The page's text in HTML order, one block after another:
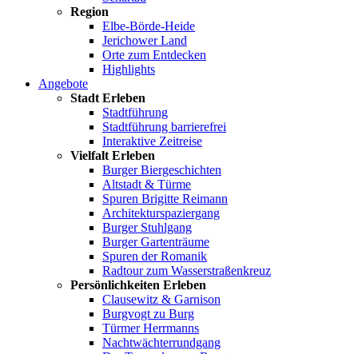
Region
Elbe-Börde-Heide
Jerichower Land
Orte zum Entdecken
Highlights
Angebote
Stadt Erleben
Stadtführung
Stadtführung barrierefrei
Interaktive Zeitreise
Vielfalt Erleben
Burger Biergeschichten
Altstadt & Türme
Spuren Brigitte Reimann
Architekturspaziergang
Burger Stuhlgang
Burger Gartenträume
Spuren der Romanik
Radtour zum Wasserstraßenkreuz
Persönlichkeiten Erleben
Clausewitz & Garnison
Burgvogt zu Burg
Türmer Herrmanns
Nachtwächterrundgang